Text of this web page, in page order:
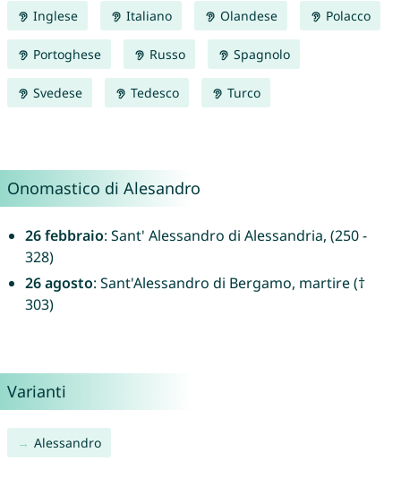
Inglese Italiano Olandese Polacco
Portoghese Russo Spagnolo
Svedese Tedesco Turco
Onomastico di Alesandro
26 febbraio: Sant' Alessandro di Alessandria, (250 -
328)
26 agosto: Sant'Alessandro di Bergamo, martire (†
303)
Varianti
Alessandro